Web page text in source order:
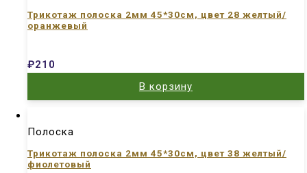
Трикотаж полоска 2мм 45*30см, цвет 28 желтый/
оранжевый
₽210
В корзину
Полоска
Трикотаж полоска 2мм 45*30см, цвет 38 желтый/
фиолетовый